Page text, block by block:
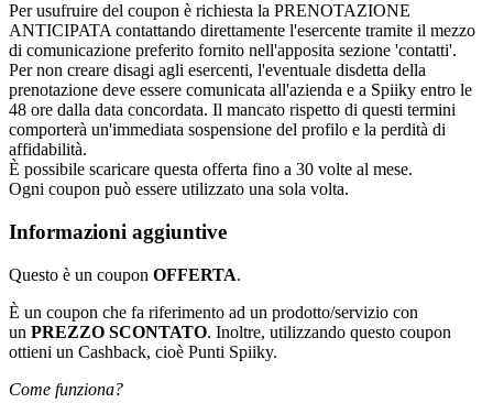
Per usufruire del coupon è richiesta la PRENOTAZIONE
ANTICIPATA contattando direttamente l'esercente tramite il mezzo
di comunicazione preferito fornito nell'apposita sezione 'contatti'.
Per non creare disagi agli esercenti, l'eventuale disdetta della
prenotazione deve essere comunicata all'azienda e a Spiiky entro le
48 ore dalla data concordata. Il mancato rispetto di questi termini
comporterà un'immediata sospensione del profilo e la perdità di
affidabilità.
È possibile scaricare questa offerta fino a 30 volte al mese.
Ogni coupon può essere utilizzato una sola volta.
Informazioni aggiuntive
Questo è un coupon OFFERTA.
È un coupon che fa riferimento ad un prodotto/servizio con
un PREZZO SCONTATO. Inoltre, utilizzando questo coupon
ottieni un Cashback, cioè Punti Spiiky.
Come funziona?